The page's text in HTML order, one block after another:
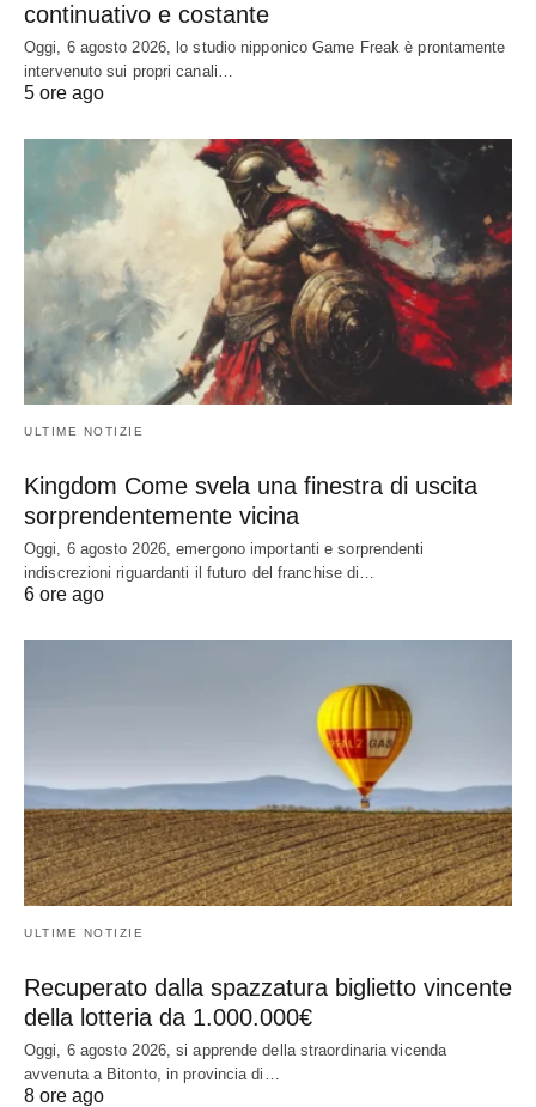
continuativo e costante
Oggi, 6 agosto 2026, lo studio nipponico Game Freak è prontamente
intervenuto sui propri canali…
5 ore ago
ULTIME NOTIZIE
Kingdom Come svela una finestra di uscita
sorprendentemente vicina
Oggi, 6 agosto 2026, emergono importanti e sorprendenti
indiscrezioni riguardanti il futuro del franchise di…
6 ore ago
ULTIME NOTIZIE
Recuperato dalla spazzatura biglietto vincente
della lotteria da 1.000.000€
Oggi, 6 agosto 2026, si apprende della straordinaria vicenda
avvenuta a Bitonto, in provincia di…
8 ore ago